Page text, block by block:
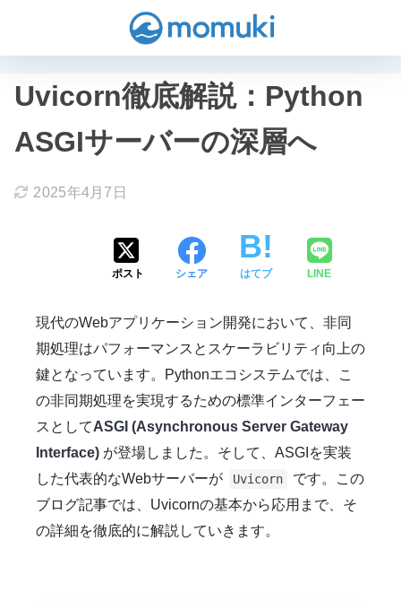
Uvicorn徹底解説：Python
ASGIサーバーの深層へ
2025年4月7日
ポスト シェア はてブ LINE
現代のWebアプリケーション開発において、非同
期処理はパフォーマンスとスケーラビリティ向上の
鍵となっています。Pythonエコシステムでは、こ
の非同期処理を実現するための標準インターフェー
スとしてASGI (Asynchronous Server Gateway
Interface) が登場しました。そして、ASGIを実装
した代表的なWebサーバーが
Uvicorn
です。この
ブログ記事では、Uvicornの基本から応用まで、そ
の詳細を徹底的に解説していきます。